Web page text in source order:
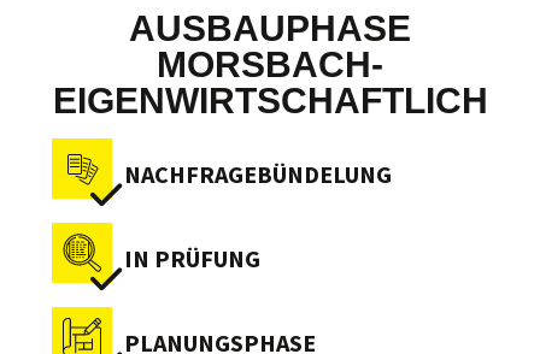
AUSBAUPHASE
MORSBACH-
EIGENWIRTSCHAFTLICH
NACHFRAGEBÜNDELUNG
IN PRÜFUNG
PLANUNGSPHASE